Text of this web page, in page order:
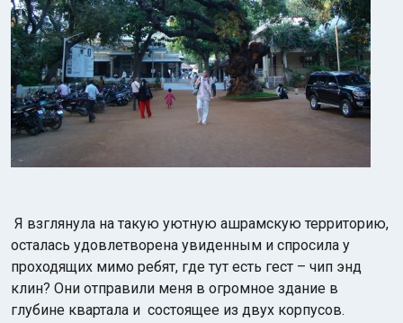
Я взглянула на такую уютную ашрамскую территорию,
осталась удовлетворена увиденным и спросила у
проходящих мимо ребят, где тут есть гест – чип энд
клин? Они отправили меня в огромное здание в
глубине квартала и состоящее из двух корпусов.